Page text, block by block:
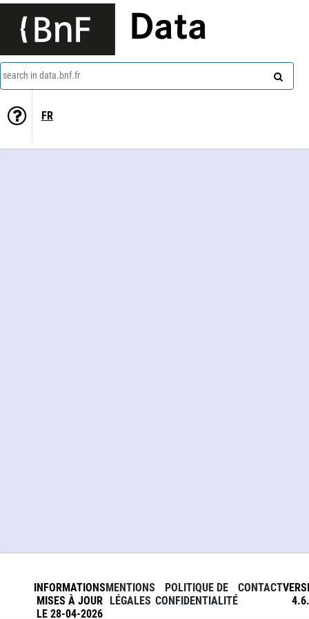
Data
search in data.bnf.fr
FR
INFORMATIONS
MISES À JOUR
LE 28-04-2026
MENTIONS
LÉGALES
POLITIQUE DE
CONFIDENTIALITÉ
CONTACT